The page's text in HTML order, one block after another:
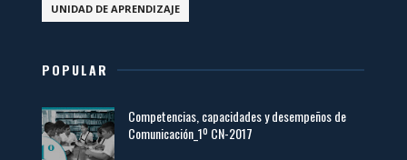
UNIDAD DE APRENDIZAJE
POPULAR
Competencias, capacidades y desempeños de
Comunicación_1º CN-2017